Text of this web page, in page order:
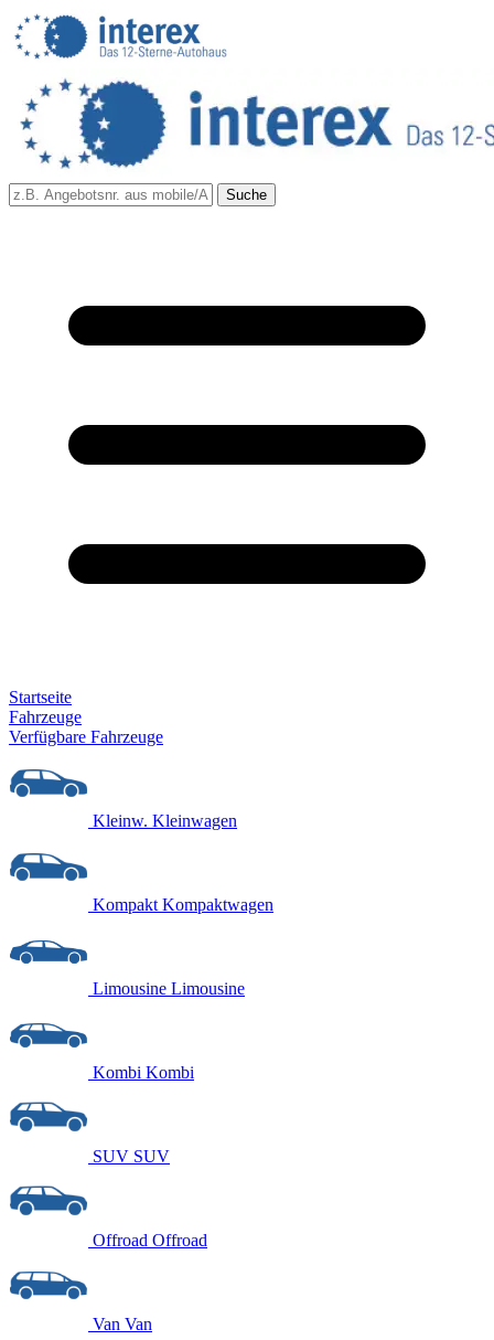
Suche
Startseite
Fahrzeuge
Verfügbare Fahrzeuge
Kleinw. Kleinwagen
Kompakt Kompaktwagen
Limousine Limousine
Kombi Kombi
SUV SUV
Offroad Offroad
Van Van